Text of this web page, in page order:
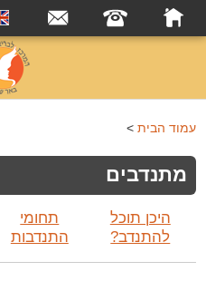
עמוד הבית >
מתנדבים
היכן תוכל
להתנדב?
תחומי
התנדבות